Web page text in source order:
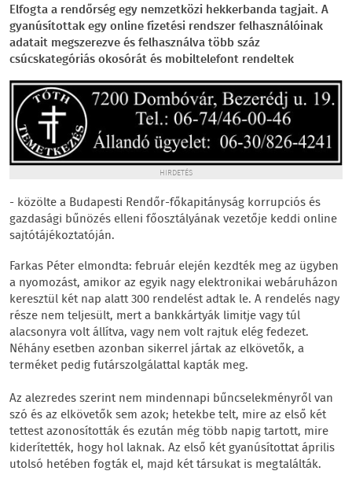
Elfogta a rendőrség egy nemzetközi hekkerbanda tagjait. A
gyanúsítottak egy online fizetési rendszer felhasználóinak
adatait megszerezve és felhasználva több száz
csúcskategóriás okosórát és mobiltelefont rendeltek
HIRDETÉS
- közölte a Budapesti Rendőr-főkapitányság korrupciós és
gazdasági bűnözés elleni főosztályának vezetője keddi online
sajtótájékoztatóján.
Farkas Péter elmondta: február elején kezdték meg az ügyben
a nyomozást, amikor az egyik nagy elektronikai webáruházon
keresztül két nap alatt 300 rendelést adtak le. A rendelés nagy
része nem teljesült, mert a bankkártyák limitje vagy túl
alacsonyra volt állítva, vagy nem volt rajtuk elég fedezet.
Néhány esetben azonban sikerrel jártak az elkövetők, a
terméket pedig futárszolgálattal kapták meg.
Az alezredes szerint nem mindennapi bűncselekményről van
szó és az elkövetők sem azok; hetekbe telt, mire az első két
tettest azonosították és ezután még több napig tartott, mire
kiderítették, hogy hol laknak. Az első két gyanúsítottat április
utolsó hetében fogták el, majd két társukat is megtalálták.